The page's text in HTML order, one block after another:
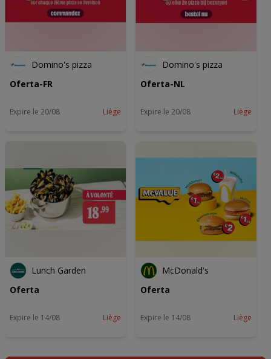
Domino's pizza
Oferta-FR
Expire le 20/08 Liège
Domino's pizza
Oferta-NL
Expire le 20/08 Liège
Lunch Garden
Oferta
Expire le 14/08 Liège
McDonald's
Oferta
Expire le 14/08 Liège